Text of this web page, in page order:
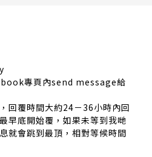
專頁內send message給
回覆時間大約24－36小時內回
早底開始覆，如果未等到我哋
就會跳到最頂，相對等候時間